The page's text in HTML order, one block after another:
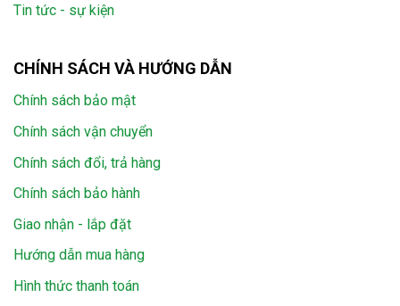
Tin tức - sự kiện
CHÍNH SÁCH VÀ HƯỚNG DẪN
Chính sách bảo mật
Chính sách vận chuyển
Chính sách đổi, trả hàng
Chính sách bảo hành
Giao nhận - lắp đặt
Hướng dẫn mua hàng
Hình thức thanh toán